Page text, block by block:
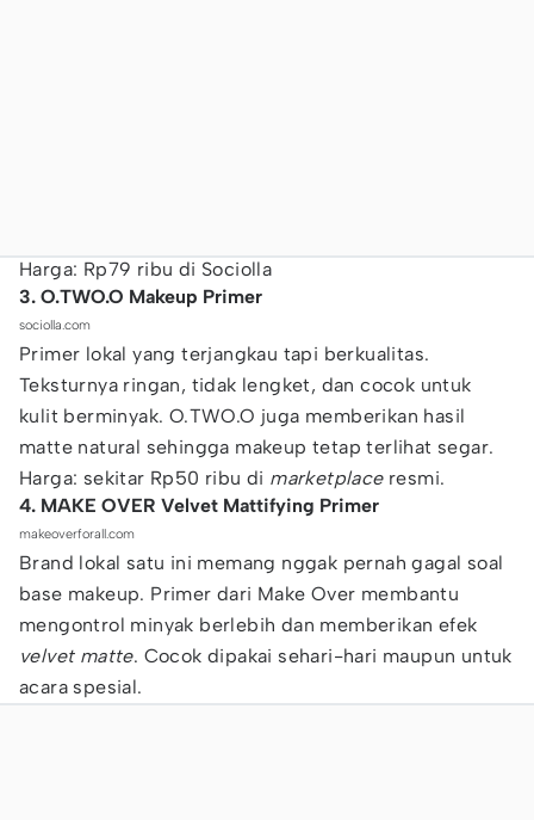
Harga: Rp79 ribu di Sociolla
3. O.TWO.O Makeup Primer
sociolla.com
Primer lokal yang terjangkau tapi berkualitas.
Teksturnya ringan, tidak lengket, dan cocok untuk
kulit berminyak. O.TWO.O juga memberikan hasil
matte natural sehingga makeup tetap terlihat segar.
Harga: sekitar Rp50 ribu di marketplace resmi.
4. MAKE OVER Velvet Mattifying Primer
makeoverforall.com
Brand lokal satu ini memang nggak pernah gagal soal
base makeup. Primer dari Make Over membantu
mengontrol minyak berlebih dan memberikan efek
velvet matte. Cocok dipakai sehari-hari maupun untuk
acara spesial.